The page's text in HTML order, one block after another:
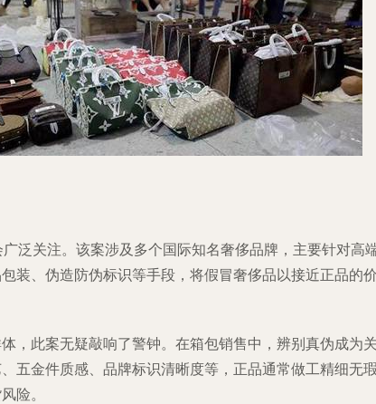
泛关注。该案涉及多个国际知名奢侈品牌，主要针对高
装、伪造防伪标识等手段，将假冒奢侈品以接近正品的
，此案无疑敲响了警钟。在箱包销售中，辨别真伪成为
五金件质感、品牌标识清晰度等，正品通常做工精细无
险。